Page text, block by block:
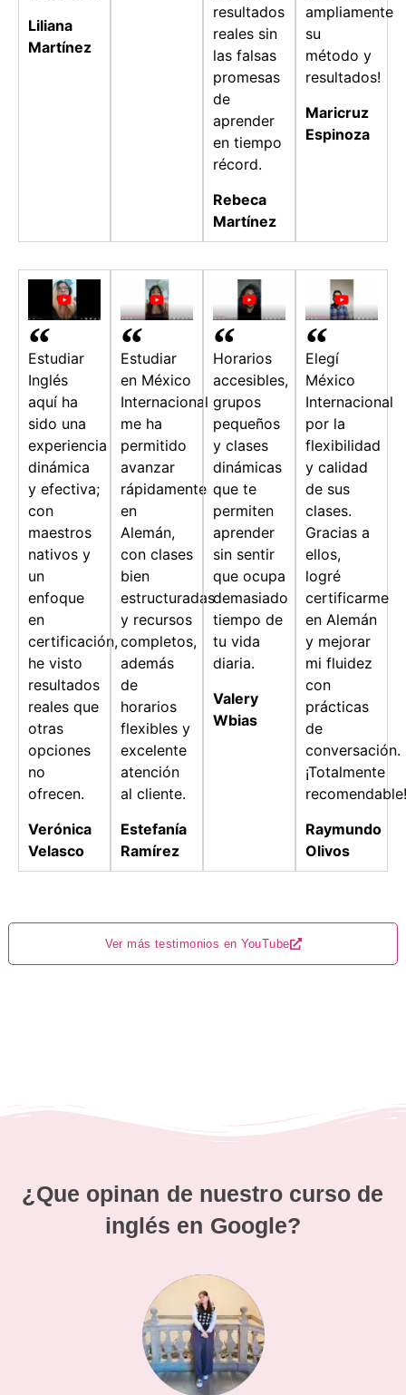
Liliana
Martínez
resultados
reales sin
las falsas
promesas
de
aprender
en tiempo
récord.
Rebeca
Martínez
ampliamente
su
método y
resultados!
Maricruz
Espinoza
Estudiar
Inglés
aquí ha
sido una
experiencia
dinámica
y efectiva;
con
maestros
nativos y
un
enfoque
en
certificación,
he visto
resultados
reales que
otras
opciones
no
ofrecen.
Verónica
Velasco
Estudiar
en México
Internacional
me ha
permitido
avanzar
rápidamente
en
Alemán,
con clases
bien
estructuradas
y recursos
completos,
además
de
horarios
flexibles y
excelente
atención
al cliente.
Estefanía
Ramírez
Horarios
accesibles,
grupos
pequeños
y clases
dinámicas
que te
permiten
aprender
sin sentir
que ocupa
demasiado
tiempo de
tu vida
diaria.
Valery
Wbias
Elegí
México
Internacional
por la
flexibilidad
y calidad
de sus
clases.
Gracias a
ellos,
logré
certificarme
en Alemán
y mejorar
mi fluidez
con
prácticas
de
conversación.
¡Totalmente
recomendable!
Raymundo
Olivos
Ver más testimonios en YouTube
¿Que opinan de nuestro curso de
inglés en Google?